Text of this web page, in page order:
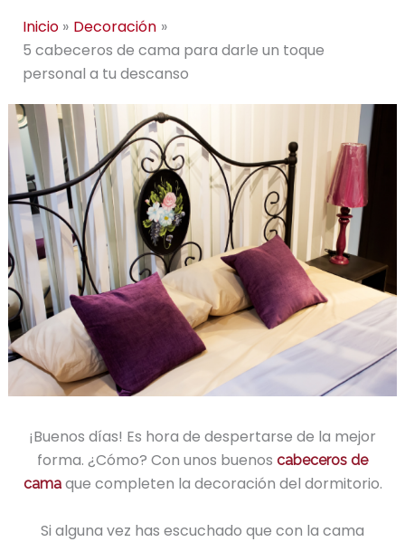
Inicio
Decoración
5 cabeceros de cama para darle un toque
personal a tu descanso
¡Buenos días! Es hora de despertarse de la mejor
forma. ¿Cómo? Con unos buenos cabeceros de
camaque completen la decoración del dormitorio.
Si alguna vez has escuchado que con la cama